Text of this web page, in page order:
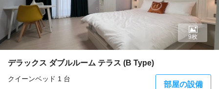
デラックス ダブルルーム テラス (B Type)
クイーンベッド 1 台
部屋の設備
9枚